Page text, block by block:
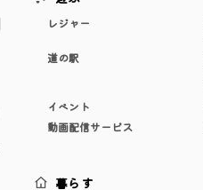
レジャー
道の駅
イベント
動画配信サービス
暮らす